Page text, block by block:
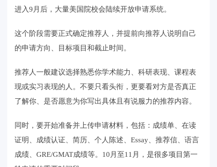
进入9月后，大量美国院校会陆续开放申请系统。
这个阶段需要正式确定推荐人，并提前向推荐人说明自己
的申请方向、目标项目和截止时间。
推荐人一般建议选择熟悉你学术能力、科研表现、课程表
现或实习表现的人。不要只看头衔，更要看对方是否真正
了解你、是否愿意为你写出具体且有说服力的推荐内容。
同时，要开始准备并上传申请材料，包括：成绩单、在读
证明、成绩认证、简历、个人陈述、Essay、推荐信、语言
成绩、GRE/GMAT成绩等。10月至11月，是很多项目第一